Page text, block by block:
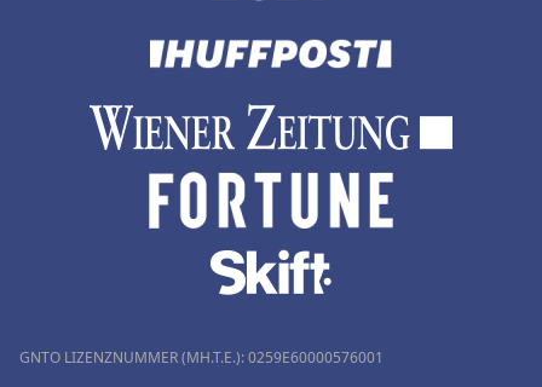
GNTO LIZENZNUMMER (MH.T.E.): 0259Ε60000576001